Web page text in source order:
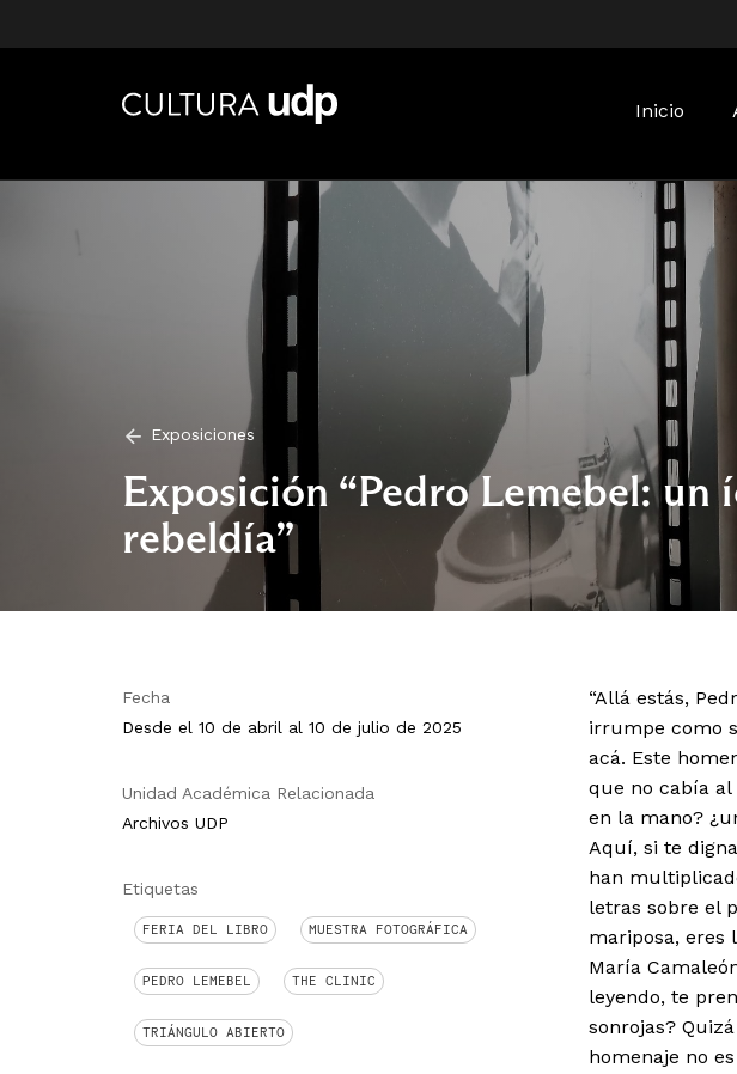
Inicio
Exposiciones
Exposición “Pedro Lemebel: un
rebeldía”
Fecha
Desde el 10 de abril al 10 de julio de 2025
Unidad Académica Relacionada
Archivos UDP
Etiquetas
FERIA DEL LIBRO MUESTRA FOTOGRÁFICA
PEDRO LEMEBEL THE CLINIC
TRIÁNGULO ABIERTO
“Allá estás,
irrumpe como
acá. Este
que no cabía
en la mano?
Aquí, si te
han
letras sobre el
mariposa, eres
María
leyendo, te
sonrojas?
homenaje no